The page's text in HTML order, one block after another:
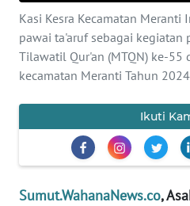
Kasi Kesra Kecamatan Meranti
pawai ta'aruf sebagai kegiatan
Tilawatil Qur'an (MTQN) ke-
kecamatan Meranti Tahun
Ikuti
Sumut.WahanaNews.co,
INFO
IKLAN
TENTANG
SIBER